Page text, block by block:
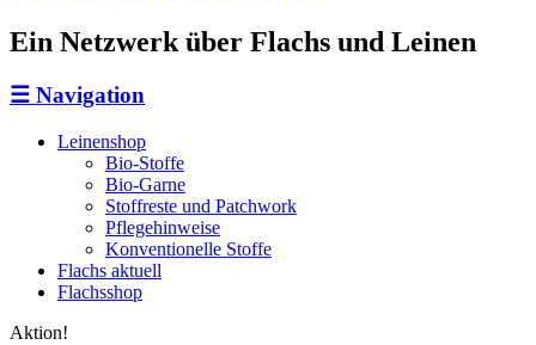
Ein Netzwerk über Flachs und Leinen
☰ Navigation
Leinenshop
Bio-Stoffe
Bio-Garne
Stoffreste und Patchwork
Pflegehinweise
Konventionelle Stoffe
Flachs aktuell
Flachsshop
Aktion!